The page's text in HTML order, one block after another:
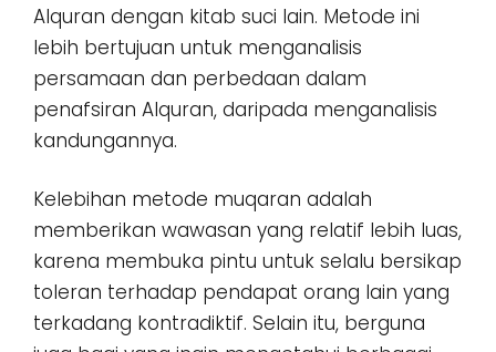
Alquran dengan kitab suci lain. Metode ini
lebih bertujuan untuk menganalisis
persamaan dan perbedaan dalam
penafsiran Alquran, daripada menganalisis
kandungannya.
Kelebihan metode muqaran adalah
memberikan wawasan yang relatif lebih luas,
karena membuka pintu untuk selalu bersikap
toleran terhadap pendapat orang lain yang
terkadang kontradiktif. Selain itu, berguna